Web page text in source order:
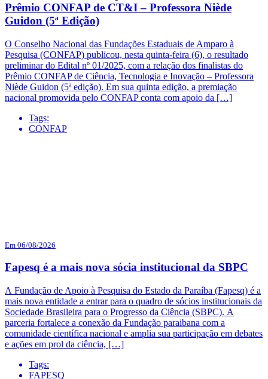
Prêmio CONFAP de CT&I – Professora Niède
Guidon (5ª Edição)
O Conselho Nacional das Fundações Estaduais de Amparo à
Pesquisa (CONFAP) publicou, nesta quinta-feira (6), o resultado
preliminar do Edital nº 01/2025, com a relação dos finalistas do
Prêmio CONFAP de Ciência, Tecnologia e Inovação – Professora
Niède Guidon (5ª edição). Em sua quinta edição, a premiação
nacional promovida pelo CONFAP conta com apoio da […]
Tags:
CONFAP
Em 06/08/2026
Fapesq é a mais nova sócia institucional da SBPC
A Fundação de Apoio à Pesquisa do Estado da Paraíba (Fapesq) é a
mais nova entidade a entrar para o quadro de sócios institucionais da
Sociedade Brasileira para o Progresso da Ciência (SBPC). A
parceria fortalece a conexão da Fundação paraibana com a
comunidade científica nacional e amplia sua participação em debates
e ações em prol da ciência, […]
Tags:
FAPESQ